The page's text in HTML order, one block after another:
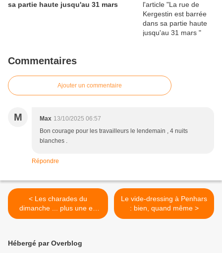
sa partie haute jusqu'au 31 mars
Commentaires
Ajouter un commentaire
M Max 13/10/2025 06:57
Bon courage pour les travailleurs le lendemain , 4 nuits
blanches .
Répondre
< Les charades du
dimanche ... plus une en
breton
Le vide-dressing à Penhars
: bien, quand même >
Hébergé par Overblog